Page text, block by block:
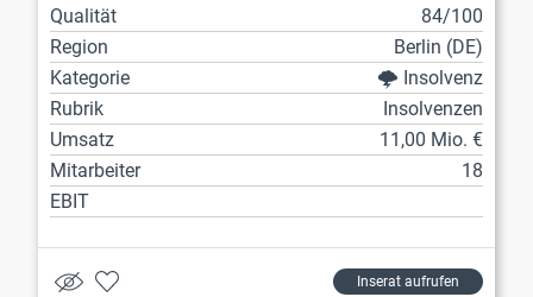
Qualität
84/100
Region
Berlin (DE)
Kategorie
🌩️ Insolvenz
Rubrik
Insolvenzen
Umsatz
11,00 Mio. €
Mitarbeiter
18
EBIT
Inserat aufrufen